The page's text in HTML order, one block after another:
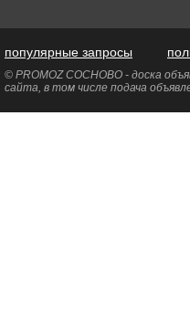
популярные запросы
© PROMOZ СОСНОВО - доска
сайта, в том числе подача